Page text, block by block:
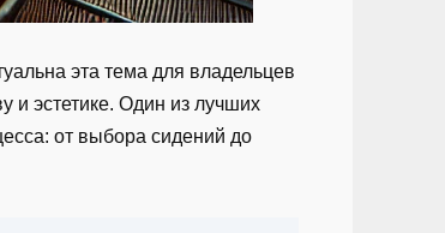
эта тема для владельцев
и эстетике. Один из лучших
от выбора сидений до